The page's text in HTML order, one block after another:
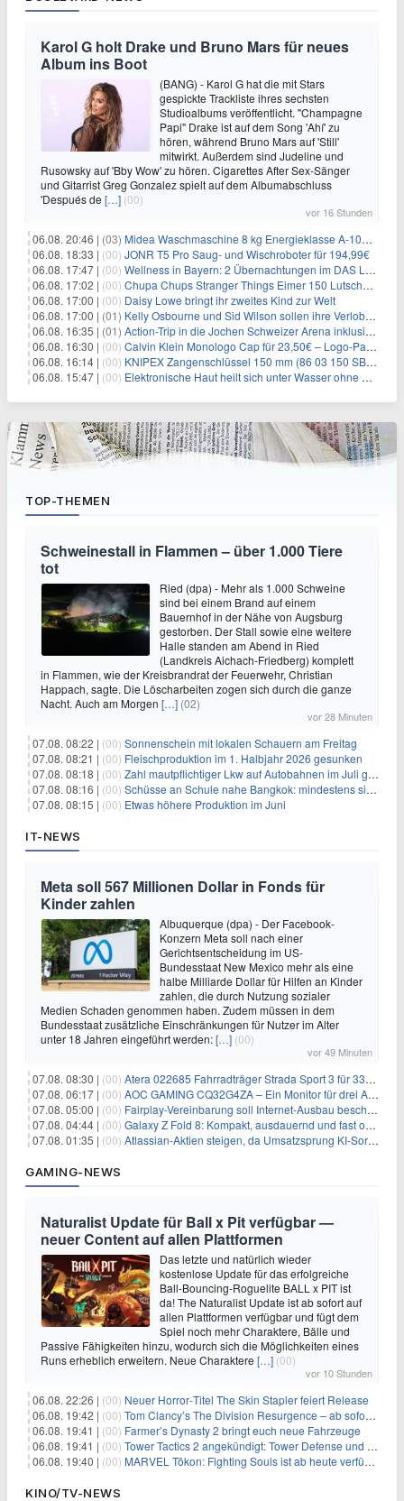
Karol G holt Drake und Bruno Mars für neues
Album ins Boot
(BANG) - Karol G hat die mit Stars
gespickte Trackliste ihres sechsten
Studioalbums veröffentlicht. "Champagne
Papi" Drake ist auf dem Song 'Ahí' zu
hören, während Bruno Mars auf 'Still'
mitwirkt. Außerdem sind Judeline und
Rusowsky auf 'Bby Wow' zu hören. Cigarettes After Sex-Sänger
und Gitarrist Greg Gonzalez spielt auf dem Albumabschluss
'Después de […] (00)
vor 16 Stunden
06.08. 20:46 | (03) Midea Waschmaschine 8 kg Energieklasse A-10% 1400 U/Min für 289,97€
06.08. 18:33 | (00) JONR T5 Pro Saug- und Wischroboter für 194,99€
06.08. 17:47 | (00) Wellness in Bayern: 2 Übernachtungen im DAS LUDWIG Sports Resort inkl. HP + Wellness ab 174€ p.P.
06.08. 17:02 | (00) Chupa Chups Stranger Things Eimer 150 Lutscher für 21,95€
06.08. 17:00 | (00) Daisy Lowe bringt ihr zweites Kind zur Welt
06.08. 17:00 | (01) Kelly Osbourne und Sid Wilson sollen ihre Verlobung gelöst haben
06.08. 16:35 | (01) Action-Trip in die Jochen Schweizer Arena inklusive Premium Hotel und Frühstück ab 59€ p.P.
06.08. 16:30 | (00) Calvin Klein Monologo Cap für 23,50€ – Logo-Patch, Baumwolle
06.08. 16:14 | (00) KNIPEX Zangenschlüssel 150 mm (86 03 150 SB) für 35,99€
06.08. 15:47 | (00) Elektronische Haut heilt sich unter Wasser ohne Strom
TOP-THEMEN
Schweinestall in Flammen – über 1.000 Tiere
tot
Ried (dpa) - Mehr als 1.000 Schweine
sind bei einem Brand auf einem
Bauernhof in der Nähe von Augsburg
gestorben. Der Stall sowie eine weitere
Halle standen am Abend in Ried
(Landkreis Aichach-Friedberg) komplett
in Flammen, wie der Kreisbrandrat der Feuerwehr, Christian
Happach, sagte. Die Löscharbeiten zogen sich durch die ganze
Nacht. Auch am Morgen […] (02)
vor 28 Minuten
07.08. 08:22 | (00) Sonnenschein mit lokalen Schauern am Freitag
07.08. 08:21 | (00) Fleischproduktion im 1. Halbjahr 2026 gesunken
07.08. 08:18 | (00) Zahl mautpflichtiger Lkw auf Autobahnen im Juli gestiegen
07.08. 08:16 | (00) Schüsse an Schule nahe Bangkok: mindestens sieben Tote
07.08. 08:15 | (00) Etwas höhere Produktion im Juni
IT-NEWS
Meta soll 567 Millionen Dollar in Fonds für
Kinder zahlen
Albuquerque (dpa) - Der Facebook-
Konzern Meta soll nach einer
Gerichtsentscheidung im US-
Bundesstaat New Mexico mehr als eine
halbe Milliarde Dollar für Hilfen an Kinder
zahlen, die durch Nutzung sozialer
Medien Schaden genommen haben. Zudem müssen in dem
Bundesstaat zusätzliche Einschränkungen für Nutzer im Alter
unter 18 Jahren eingeführt werden:[…] (00)
vor 49 Minuten
07.08. 08:30 | (00) Atera 022685 Fahrradträger Strada Sport 3 für 337,48€
07.08. 06:17 | (00) AOC GAMING CQ32G4ZA – Ein Monitor für drei Arten von Spielen
07.08. 05:00 | (00) Fairplay-Vereinbarung soll Internet-Ausbau beschleunigen
07.08. 04:44 | (00) Galaxy Z Fold 8: Kompakt, ausdauernd und fast ohne Falte
07.08. 01:35 | (00) Atlassian-Aktien steigen, da Umsatzsprung KI-Sorgen dämpft
GAMING-NEWS
Naturalist Update für Ball x Pit verfügbar —
neuer Content auf allen Plattformen
Das letzte und natürlich wieder
kostenlose Update für das erfolgreiche
Ball-Bouncing-Roguelite BALL x PIT ist
da! The Naturalist Update ist ab sofort auf
allen Plattformen verfügbar und fügt dem
Spiel noch mehr Charaktere, Bälle und
Passive Fähigkeiten hinzu, wodurch sich die Möglichkeiten eines
Runs erheblich erweitern. Neue Charaktere […] (00)
vor 10 Stunden
06.08. 22:26 | (00) Neuer Horror‑Titel The Skin Stapler feiert Release
06.08. 19:42 | (00) Tom Clancy’s The Division Resurgence – ab sofort für euch verfügbar
06.08. 19:41 | (00) Farmer’s Dynasty 2 bringt euch neue Fahrzeuge
06.08. 19:41 | (00) Tower Tactics 2 angekündigt: Tower Defense und Deckbuilding Kombo kehrt zurück
06.08. 19:40 | (00) MARVEL Tōkon: Fighting Souls ist ab heute verfügbar
KINO/TV-NEWS